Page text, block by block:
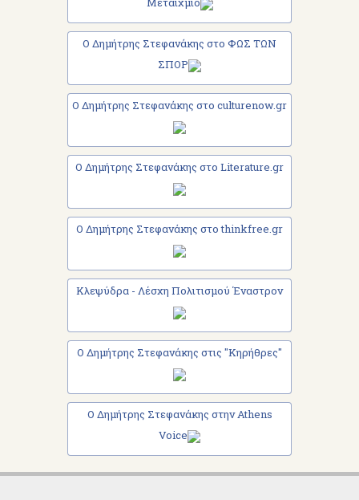
Ο Δημήτρης Στεφανάκης στο ΦΩΣ ΤΩΝ
ΣΠΟΡ
Ο Δημήτρης Στεφανάκης στο culturenow.gr
Ο Δημήτρης Στεφανάκης στο Literature.gr
Ο Δημήτρης Στεφανάκης στο thinkfree.gr
Κλεψύδρα - Λέσχη Πολιτισμού Έναστρον
Ο Δημήτρης Στεφανάκης στις "Κηρήθρες"
Ο Δημήτρης Στεφανάκης στην Athens
Voice